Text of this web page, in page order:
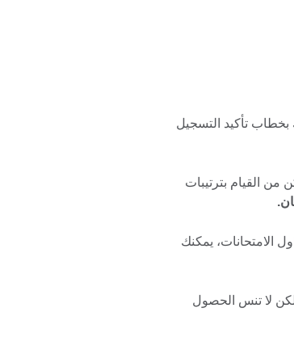
تأكيد التسجيل
القيام بترتيبات
الامتحانات، يمكنك
لا تنس الحصول